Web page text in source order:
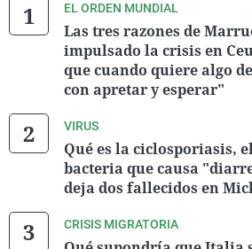
EL ORDEN MUNDIAL
Las tres razones de
impulsado la crisis en
que cuando quiere algo
con apretar y esperar"
VIRUS
Qué es la ciclosporiasis,
bacteria que causa
deja dos fallecidos en
CRISIS MIGRATORIA